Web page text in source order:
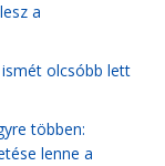
a
olcsóbb lett
többen:
lenne a